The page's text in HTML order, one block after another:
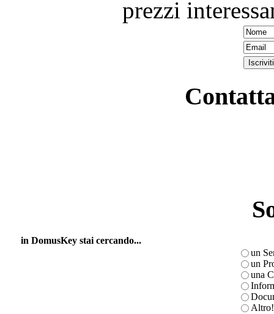
prezzi
in DomusKey stai cercando...
un
un
una
Altro!